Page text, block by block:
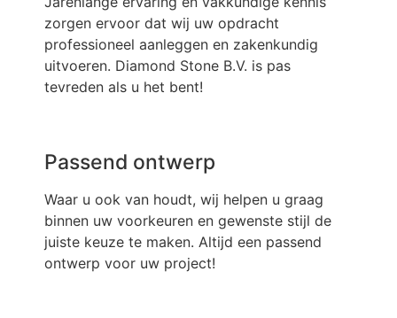
zorgen ervoor dat wij uw opdracht
professioneel aanleggen en zakenkundig
uitvoeren. Diamond Stone B.V. is pas
tevreden als u het bent!
Passend ontwerp
Waar u ook van houdt, wij helpen u graag
binnen uw voorkeuren en gewenste stijl de
juiste keuze te maken. Altijd een passend
ontwerp voor uw project!